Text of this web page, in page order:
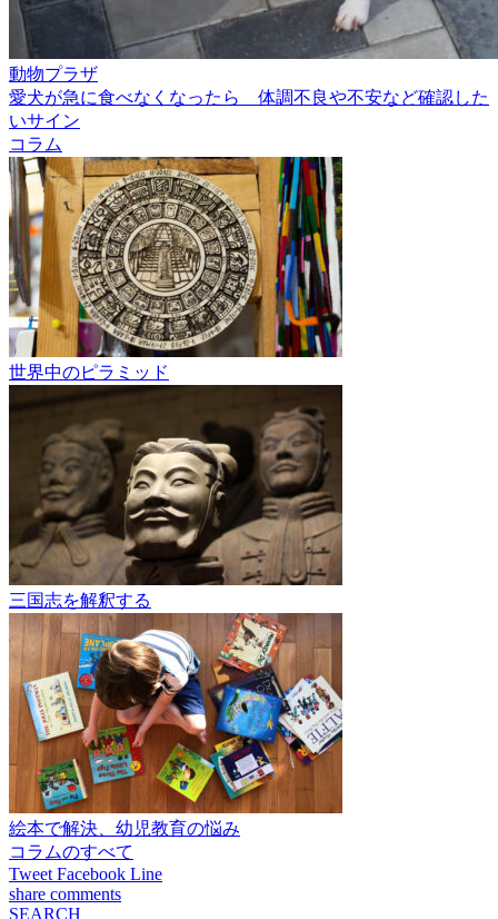
動物プラザ
愛犬が急に食べなくなったら 体調不良や不安など確認した
いサイン
コラム
世界中のピラミッド
三国志を解釈する
絵本で解決、幼児教育の悩み
コラムのすべて
Tweet Facebook Line
share comments
SEARCH